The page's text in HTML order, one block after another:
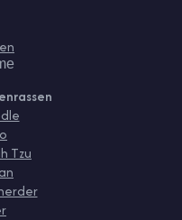
Tzu